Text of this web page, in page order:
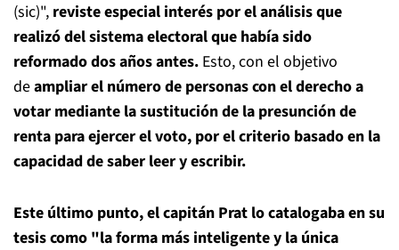
(sic)", reviste especial interés por el análisis que
realizó del sistema electoral que había sido
reformado dos años antes. Esto, con el objetivo
deampliar el número de personas con el derecho a
votar mediante la sustitución de la presunción de
renta para ejercer el voto, por el criterio basado en la
capacidad de saber leer y escribir.
Este último punto, el capitán Prat lo catalogaba en su
tesis como "la forma más inteligente y la única